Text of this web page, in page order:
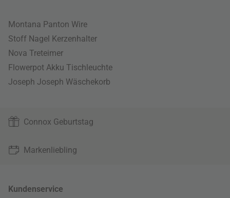
Montana Panton Wire
Stoff Nagel Kerzenhalter
Nova Treteimer
Flowerpot Akku Tischleuchte
Joseph Joseph Wäschekorb
Connox Geburtstag
Markenliebling
Kundenservice